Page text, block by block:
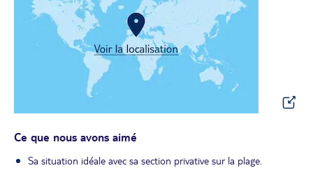
Ce que nous avons aimé
Sa situation idéale avec sa section privative sur la plage.